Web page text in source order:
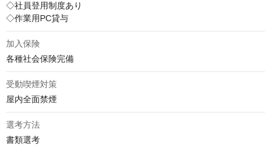
◇社員登用制度あり
◇作業用PC貸与
加入保険
各種社会保険完備
受動喫煙対策
屋内全面禁煙
選考方法
書類選考